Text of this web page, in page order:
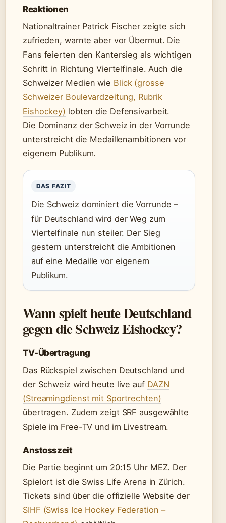
Reaktionen
Nationaltrainer Patrick Fischer zeigte sich
zufrieden, warnte aber vor Übermut. Die
Fans feierten den Kantersieg als wichtigen
Schritt in Richtung Viertelfinale. Auch die
Schweizer Medien wie Blick (grosse
Schweizer Boulevardzeitung, Rubrik
Eishockey) lobten die Defensivarbeit.
Die Dominanz der Schweiz in der Vorrunde
unterstreicht die Medaillenambitionen vor
eigenem Publikum.
DAS FAZIT
Die Schweiz dominiert die Vorrunde –
für Deutschland wird der Weg zum
Viertelfinale nun steiler. Der Sieg
gestern unterstreicht die Ambitionen
auf eine Medaille vor eigenem
Publikum.
Wann spielt heute Deutschland
gegen die Schweiz Eishockey?
TV-Übertragung
Das Rückspiel zwischen Deutschland und
der Schweiz wird heute live auf DAZN
(Streamingdienst mit Sportrechten)
übertragen. Zudem zeigt SRF ausgewählte
Spiele im Free-TV und im Livestream.
Anstosszeit
Die Partie beginnt um 20:15 Uhr MEZ. Der
Spielort ist die Swiss Life Arena in Zürich.
Tickets sind über die offizielle Website der
SIHF (Swiss Ice Hockey Federation –